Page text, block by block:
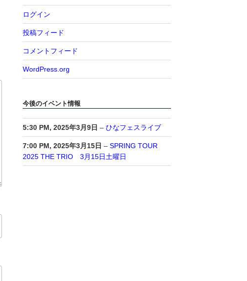
ログイン
投稿フィード
コメントフィード
WordPress.org
今後のイベント情報
5:30 PM, 2025年3月9日 – ひなフェスライブ
7:00 PM, 2025年3月15日 – SPRING TOUR
2025 THE TRIO 3月15日土曜日